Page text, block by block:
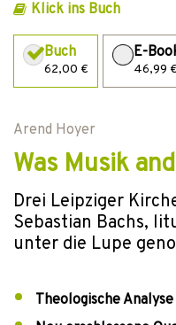
Klick ins Buch
Buch
62,00 €
E-
46,99 €
Arend Hoyer
Was Musik
Drei Leipziger
Sebastian Bachs,
unter die Lupe
Theologische